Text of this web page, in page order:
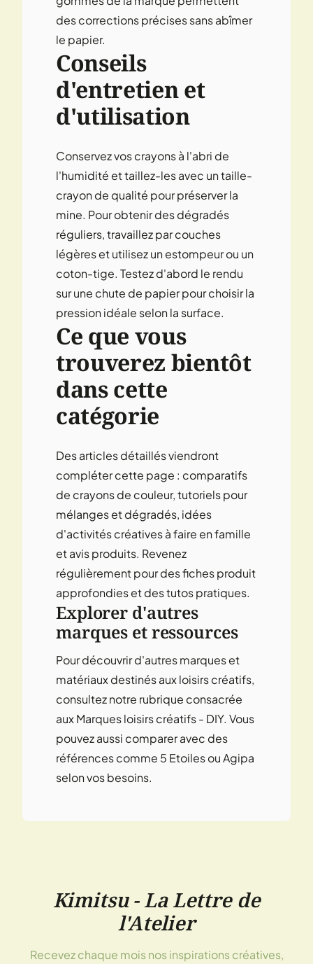
des corrections précises sans abîmer
le papier.
Conseils
d'entretien et
d'utilisation
Conservez vos crayons à l'abri de
l'humidité et taillez-les avec un taille-
crayon de qualité pour préserver la
mine. Pour obtenir des dégradés
réguliers, travaillez par couches
légères et utilisez un estompeur ou un
coton-tige. Testez d'abord le rendu
sur une chute de papier pour choisir la
pression idéale selon la surface.
Ce que vous
trouverez bientôt
dans cette
catégorie
Des articles détaillés viendront
compléter cette page : comparatifs
de crayons de couleur, tutoriels pour
mélanges et dégradés, idées
d'activités créatives à faire en famille
et avis produits. Revenez
régulièrement pour des fiches produit
approfondies et des tutos pratiques.
Explorer d'autres
marques et ressources
Pour découvrir d'autres marques et
matériaux destinés aux loisirs créatifs,
consultez notre rubrique consacrée
auxMarques loisirs créatifs - DIY. Vous
pouvez aussi comparer avec des
références comme 5 EtoilesouAgipa
selon vos besoins.
Kimitsu - La Lettre de
l'Atelier
Recevez chaque mois nos inspirations créatives,